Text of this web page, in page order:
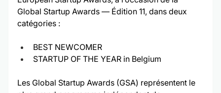
Global Startup Awards — Édition 11, dans deux
catégories :
BEST NEWCOMER
STARTUP OF THE YEAR in Belgium
Les Global Startup Awards (GSA) représentent le